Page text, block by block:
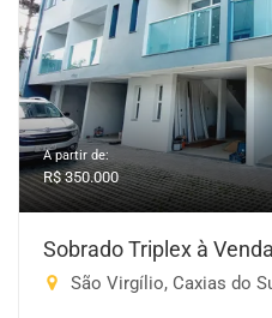
A partir de:
R$ 350.000
Sobrado Triplex à
São Virgílio, Caxias do